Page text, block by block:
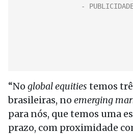
“No global equities temos
brasileiras, no emerging
para nós, que temos uma
prazo, com proximidade